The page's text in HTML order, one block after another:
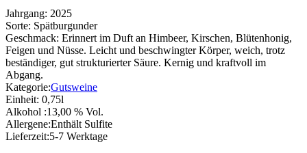
Jahrgang: 2025
Sorte: Spätburgunder
Geschmack: Erinnert im Duft an Himbeer, Kirschen, Blütenhonig,
Feigen und Nüsse. Leicht und beschwingter Körper, weich, trotz
beständiger, gut strukturierter Säure. Kernig und kraftvoll im
Abgang.
Kategorie:Gutsweine
Einheit: 0,75l
Alkohol :13,00 % Vol.
Allergene:Enthält Sulfite
Lieferzeit:5-7 Werktage